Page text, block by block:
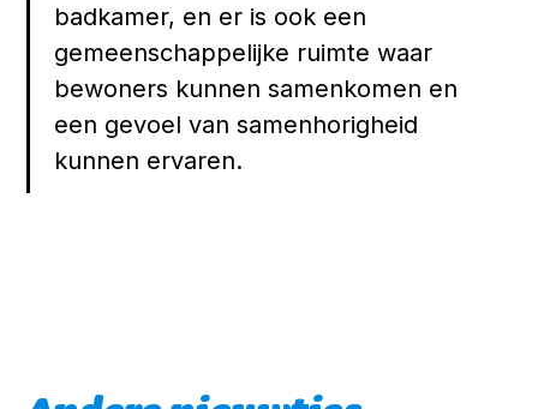
badkamer, en er is ook een
gemeenschappelijke ruimte waar
bewoners kunnen samenkomen en
een gevoel van samenhorigheid
kunnen ervaren.